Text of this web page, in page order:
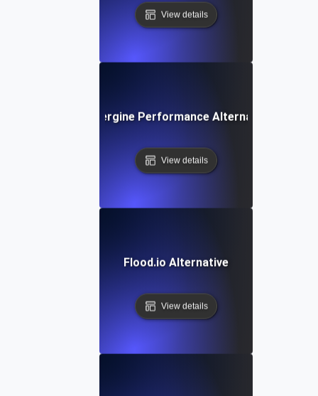
View details
Aubergine Performance Alternative
View details
Flood.io Alternative
View details